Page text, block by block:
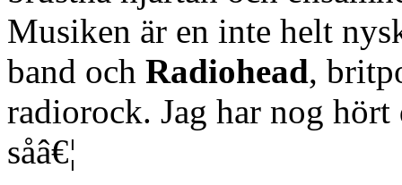
Musiken är en inte helt
band och Radiohead,
radiorock. Jag har nog
såâ€¦